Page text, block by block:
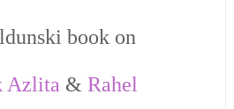
book on
Azlita & Rahel